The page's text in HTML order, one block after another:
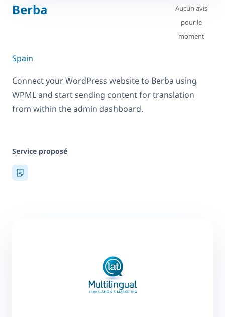
Berba
Aucun avis
pour le
moment
Spain
Connect your WordPress website to Berba using
WPML and start sending content for translation
from within the admin dashboard.
Service proposé